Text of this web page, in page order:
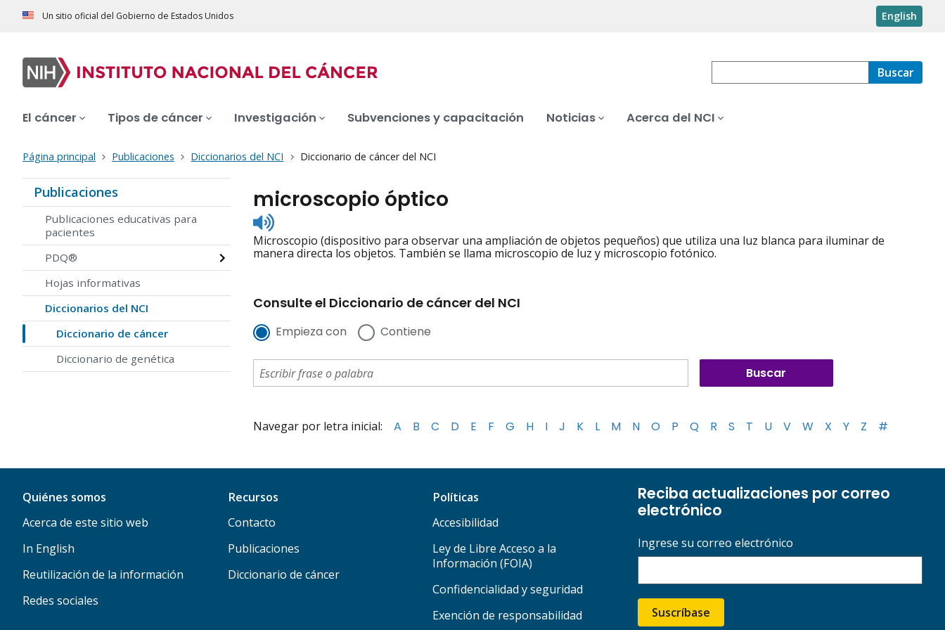
Un sitio oficial del Gobierno de Estados Unidos English
Buscar
El cáncer Tipos de cáncer Investigación Subvenciones y capacitación Noticias Acerca del NCI
Página principal Publicaciones Diccionarios del NCI Diccionario de cáncer del NCI
Publicaciones
Publicaciones educativas para
pacientes
PDQ®
Hojas informativas
Diccionarios del NCI
Diccionario de cáncer
Diccionario de genética
microscopio óptico
Listen
to
pronunciation
Microscopio (dispositivo para observar una ampliación de objetos pequeños) que utiliza una luz blanca para iluminar de
manera directa los objetos. También se llama microscopio de luz y microscopio fotónico.
Consulte el Diccionario de cáncer del NCI
Empieza con Contiene
Navegar por letra inicial: A B C D E F G H I J K L M N O P Q R S T U V W X Y Z #
Quiénes somos
Acerca de este sitio web
In English
Reutilización de la información
Redes sociales
Recursos
Contacto
Publicaciones
Diccionario de cáncer
Políticas
Accesibilidad
Ley de Libre Acceso a la
Información (FOIA)
Confidencialidad y seguridad
Exención de responsabilidad
Reciba actualizaciones por correo
electrónico
Ingrese su correo electrónico
Suscríbase